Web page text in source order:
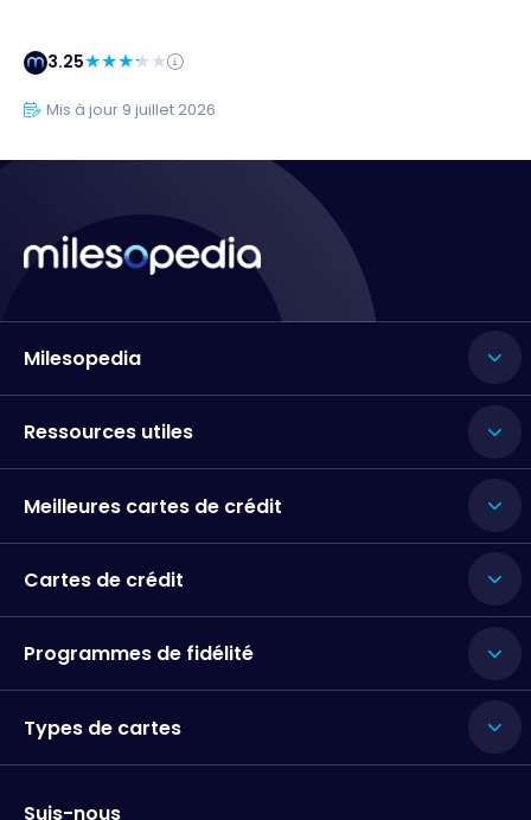
3.25
Mis à jour 9 juillet 2026
Milesopedia
Ressources utiles
Meilleures cartes de crédit
Cartes de crédit
Programmes de fidélité
Types de cartes
Suis-nous